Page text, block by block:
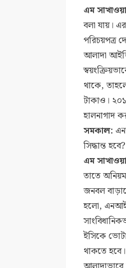
এম
বলা যায়।
পরিচয়পত্র
আলাদা
থাকে,
টাকাও।
হালনাগাদ
সমকাল:
সিদ্ধান্ত হবে?
এম
তাতে
জনবল
হলো,
ইসিকে
থাকতে